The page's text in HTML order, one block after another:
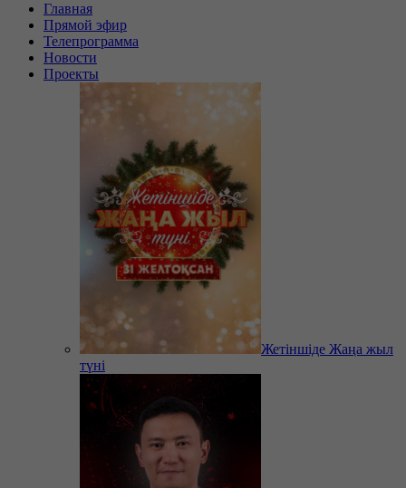
Главная
Прямой эфир
Телепрограмма
Новости
Проекты
Жетіншіде Жаңа жыл
түні